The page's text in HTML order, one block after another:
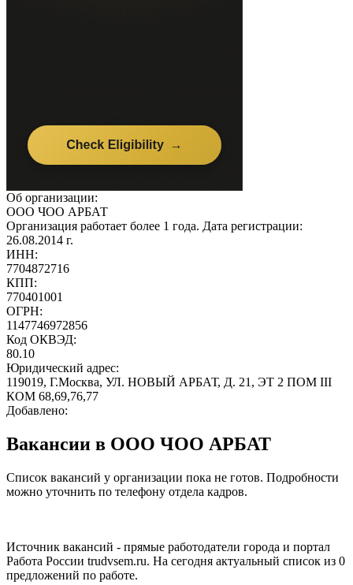
Об организации:
ООО ЧОО АРБАТ
Организация работает более 1 года. Дата регистрации:
26.08.2014 г.
ИНН:
7704872716
КПП:
770401001
ОГРН:
1147746972856
Код ОКВЭД:
80.10
Юридический адрес:
119019, Г.Москва, УЛ. НОВЫЙ АРБАТ, Д. 21, ЭТ 2 ПОМ III
КОМ 68,69,76,77
Добавлено:
Вакансии в ООО ЧОО АРБАТ
Список вакансий у организации пока не готов. Подробности
можно уточнить по телефону отдела кадров.
Источник вакансий - прямые работодатели города и портал
Работа России trudvsem.ru. На сегодня актуальный список из 0
предложений по работе.